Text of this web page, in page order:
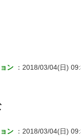
ン
：2018/03/04(日)
ン
：2018/03/04(日)